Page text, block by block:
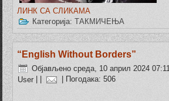
ЛИНК СА СЛИКАМА
Категорија:ТАКМИЧЕЊА
“Еnglish Without Borders”
Објављено среда, 10 април 2024 07:11
User| | Погодака: 506